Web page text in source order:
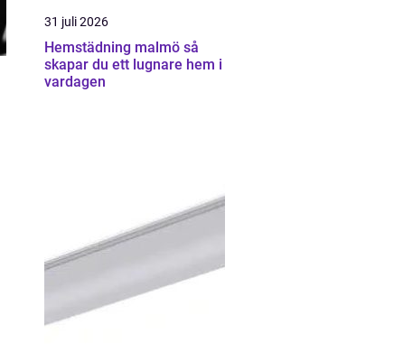
31 juli 2026
Hemstädning malmö så
skapar du ett lugnare hem i
vardagen